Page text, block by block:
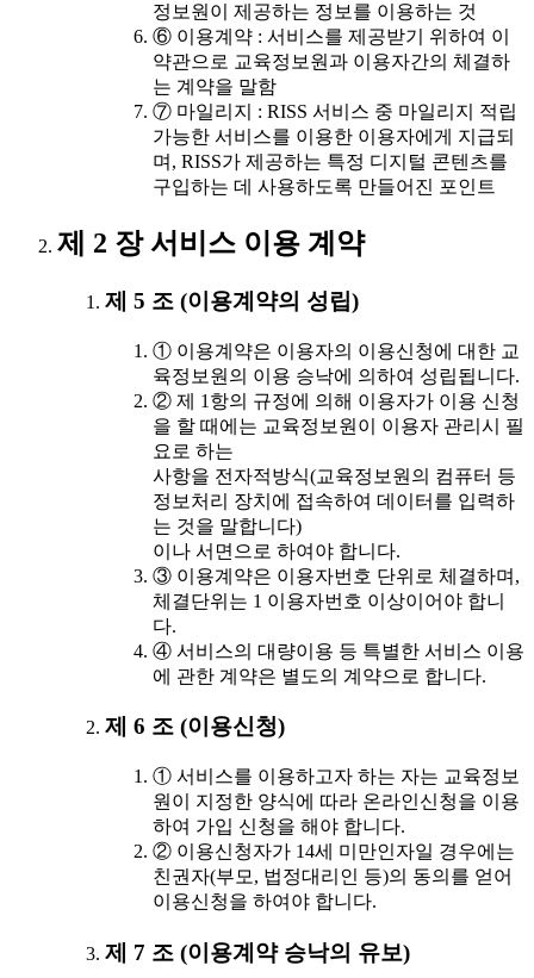
정보원이 제공하는 정보를 이용하는 것
⑥ 이용계약 : 서비스를 제공받기 위하여 이
약관으로 교육정보원과 이용자간의 체결하
는 계약을 말함
⑦ 마일리지 : RISS 서비스 중 마일리지 적립
가능한 서비스를 이용한 이용자에게 지급되
며, RISS가 제공하는 특정 디지털 콘텐츠를
구입하는 데 사용하도록 만들어진 포인트
제 2 장 서비스 이용 계약
제 5 조 (이용계약의 성립)
① 이용계약은 이용자의 이용신청에 대한 교
육정보원의 이용 승낙에 의하여 성립됩니다.
② 제 1항의 규정에 의해 이용자가 이용 신청
을 할 때에는 교육정보원이 이용자 관리시 필
요로 하는
사항을 전자적방식(교육정보원의 컴퓨터 등
정보처리 장치에 접속하여 데이터를 입력하
는 것을 말합니다)
이나 서면으로 하여야 합니다.
③ 이용계약은 이용자번호 단위로 체결하며,
체결단위는 1 이용자번호 이상이어야 합니
다.
④ 서비스의 대량이용 등 특별한 서비스 이용
에 관한 계약은 별도의 계약으로 합니다.
제 6 조 (이용신청)
① 서비스를 이용하고자 하는 자는 교육정보
원이 지정한 양식에 따라 온라인신청을 이용
하여 가입 신청을 해야 합니다.
② 이용신청자가 14세 미만인자일 경우에는
친권자(부모, 법정대리인 등)의 동의를 얻어
이용신청을 하여야 합니다.
제 7 조 (이용계약 승낙의 유보)